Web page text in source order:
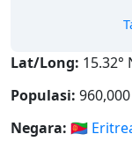
Lat/Long: 15.32°
Populasi: 960,000
Negara: 🇪🇷